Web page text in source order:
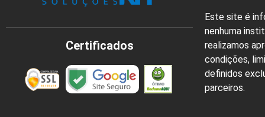
Certificados
Este site é
nenhuma
realizamos
condições,
definidos
parceiros.